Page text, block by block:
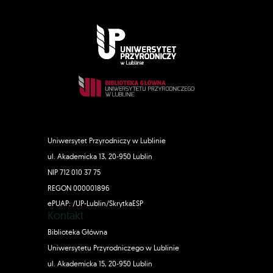
Uniwersytet Przyrodniczy w Lublinie
ul. Akademicka 13, 20-950 Lublin
NIP 712 010 37 75
REGON 000001896
ePUAP: /UP-Lublin/SkrytkaESP
Kontakt
Biblioteka Główna
Uniwersytetu Przyrodniczego w Lublinie
ul. Akademicka 15, 20-950 Lublin